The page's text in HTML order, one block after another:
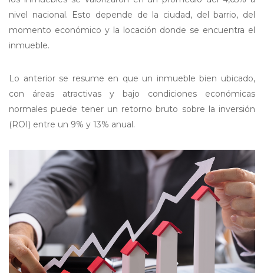
nivel nacional. Esto depende de la ciudad, del barrio, del
momento económico y la locación donde se encuentra el
inmueble.
Lo anterior se resume en que un inmueble bien ubicado,
con áreas atractivas y bajo condiciones económicas
normales puede tener un retorno bruto sobre la inversión
(ROI) entre un 9% y 13% anual.